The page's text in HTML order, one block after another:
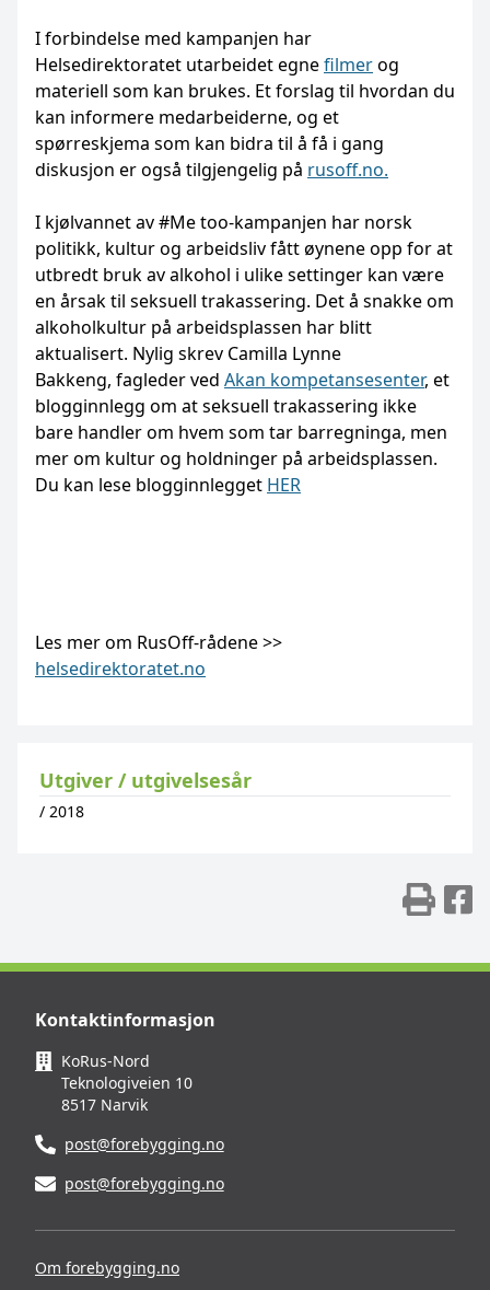
I forbindelse med kampanjen har
Helsedirektoratet utarbeidet egnefilmerog
materiell som kan brukes. Et forslag til hvordan du
kan informere medarbeiderne, og et
spørreskjema som kan bidra til å få i gang
diskusjon er også tilgjengelig på rusoff.no.
I kjølvannet av #Me too-kampanjen har norsk
politikk, kultur og arbeidsliv fått øynene opp for at
utbredt bruk av alkohol i ulike settinger kan være
en årsak til seksuell trakassering. Det å snakke om
alkoholkultur på arbeidsplassen har blitt
aktualisert. Nylig skrev Camilla Lynne
Bakkeng, fagleder ved Akan kompetansesenter, et
blogginnlegg om at seksuell trakassering ikke
bare handler om hvem som tar barregninga, men
mer om kultur og holdninger på arbeidsplassen.
Du kan lese blogginnlegget HER
Les mer om RusOff-rådene >>
helsedirektoratet.no
Utgiver / utgivelsesår
/ 2018
Kontaktinformasjon
KoRus-Nord
Teknologiveien 10
8517 Narvik
post@forebygging.no
post@forebygging.no
Om forebygging.no